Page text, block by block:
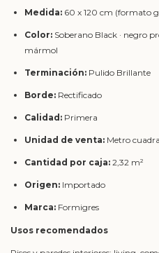
Medida: 60 x 120 cm (formato
Color: Soberano Black · negro
mármol
Terminación: Pulido Brillante
Borde: Rectificado
Calidad: Primera
Unidad de venta: Metro
Cantidad por caja: 2,32 m²
Origen: Importado
Marca: Formigres
Usos recomendados